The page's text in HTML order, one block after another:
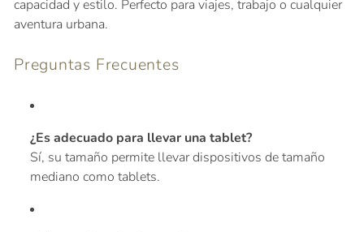
capacidad y estilo. Perfecto para viajes, trabajo o cualquier
aventura urbana.
Preguntas Frecuentes
¿Es adecuado para llevar una tablet?
Sí, su tamaño permite llevar dispositivos de tamaño
mediano como tablets.
Inicie sesión en su cuenta para agregar productos
anteriormente.